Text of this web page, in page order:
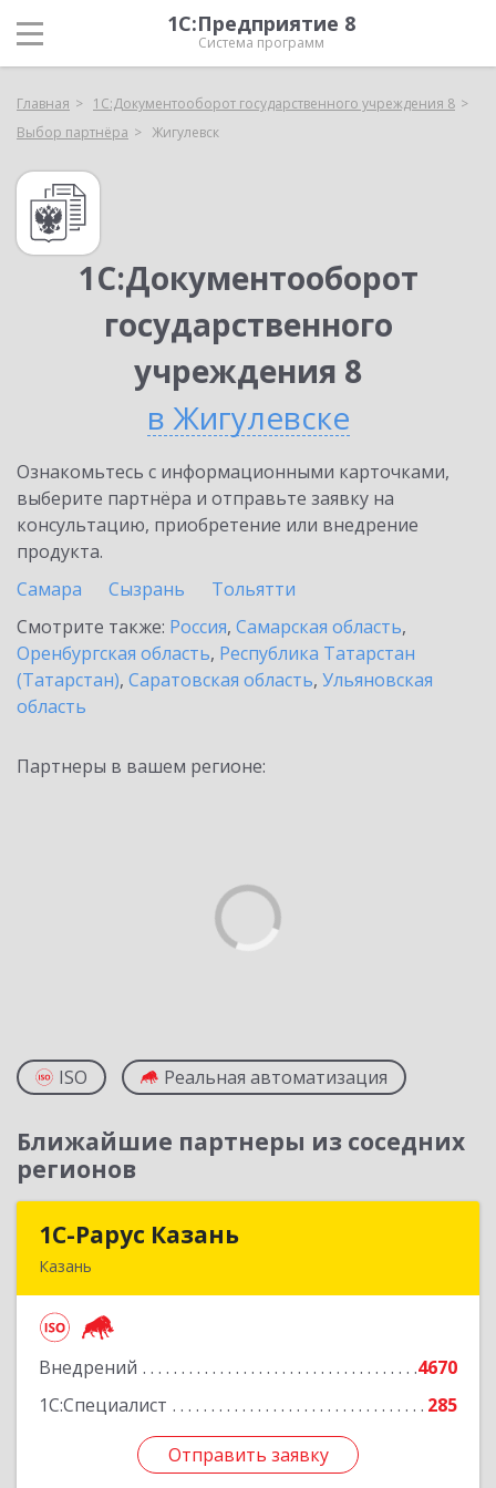
1С:Предприятие 8
Система программ
Главная
1С:Документооборот государственного учреждения 8
Выбор партнёра
Жигулевск
1С:Документооборот
государственного
учреждения 8
в Жигулевске
Ознакомьтесь с информационными карточками,
выберите партнёра и отправьте заявку на
консультацию, приобретение или внедрение
продукта.
Самара
Сызрань
Тольятти
Смотрите также: Россия, Самарская область,
Оренбургская область, Республика Татарстан
(Татарстан), Саратовская область, Ульяновская
область
Партнеры в вашем регионе:
ISO Реальная автоматизация
Ближайшие партнеры из соседних
регионов
1С-Рарус Казань
Казань
Внедрений
4670
1С:Специалист
285
Отправить заявку
Подробнее
Отправить заявку